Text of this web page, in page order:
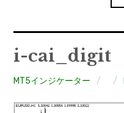
MT4EAﾀﾞｳﾝﾛｰﾄﾞ
MT5EAﾀﾞｳﾝﾛｰﾄﾞ
MT4インジケーター
i-cai_digit
MT5インジケーター